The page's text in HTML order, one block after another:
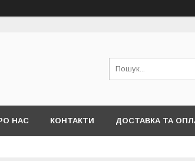
НАС КОНТАКТИ ДОСТАВКА ТА